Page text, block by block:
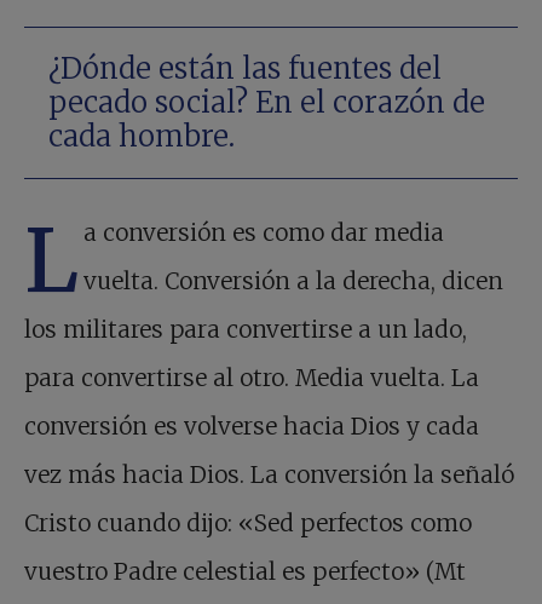
¿Dónde están las fuentes del
pecado social? En el corazón de
cada hombre.
L a conversión es como dar media
vuelta. Conversión a la derecha, dicen
los militares para convertirse a un lado,
para convertirse al otro. Media vuelta. La
conversión es volverse hacia Dios y cada
vez más hacia Dios. La conversión la señaló
Cristo cuando dijo: «Sed perfectos como
vuestro Padre celestial es perfecto» (Mt